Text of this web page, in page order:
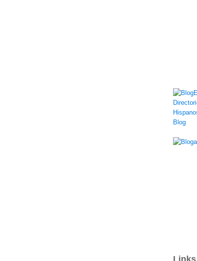
Links